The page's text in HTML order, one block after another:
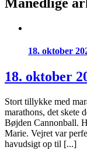
18. oktober
18. oktober
Stort tillykke med
marathons, det skete
Bøjden Cannonball.
Marie. Vejret var
havudsigt op til [...]